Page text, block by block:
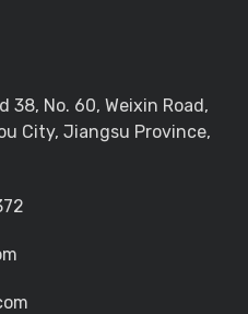
38, No. 60, Weixin Road,
City, Jiangsu Province,